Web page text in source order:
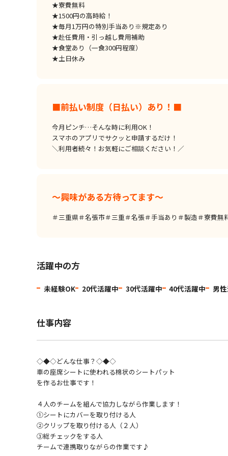
★寮費無料
★1500円の高時給！
★毎月1万円の特別手当あり※規定あり
★赴任費用・引っ越し費用補助
★食堂あり（一食300円程度）
★土日休み
■前払い制度（日払い）あり！■
今月ピンチ…そんな時に利用OK！
スマホのアプリでサクッと申請するだけ！
＼利用者続々！お気軽にご相談ください！／
～興味がある方待ってます～
＃三重県＃名張市＃三重＃名張＃手当あり＃製造＃寮費無
活躍中の方
未経験OK 20代活躍中 30代活躍中 40代活躍中 男
仕事内容
◇◆◇どんな仕事？◇◆◇
車の座席シートに使われる棉状のシートパット
を作るお仕事です！
４人のチームを組んで協力しながら作業します！
①シートにカバーを取り付ける人
②クリップを取り付ける人（２人）
③総チェックをする人
チームで連携取りながらの作業です♪